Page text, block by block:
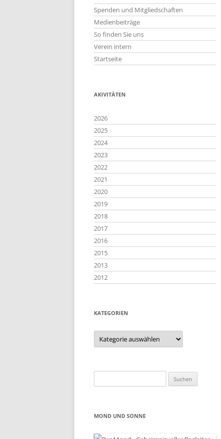
Spenden und Mitgliedschaften
Medienbeiträge
So finden Sie uns
Verein intern
Startseite
AKIVITÄTEN
2026
2025
2024
2023
2022
2021
2020
2019
2018
2017
2016
2015
2013
2012
KATEGORIEN
Kategorien
nach:
MOND UND SONNE